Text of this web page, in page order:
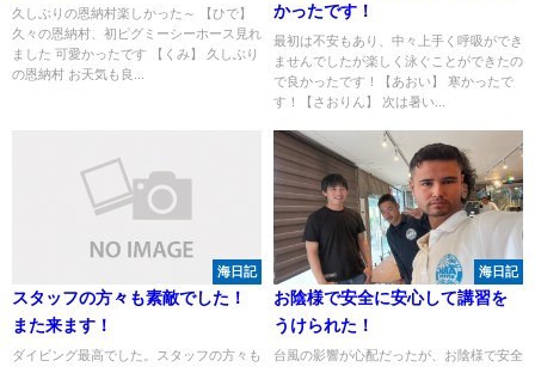
久しぶりの恩納村楽しかった～ 【ひで】
久々の恩納村、初ピグミーシーホース見れ
ました 可愛かったです 【くみ】 久しぶり
の恩納村 お天気も良...
かったです！
最初は不安もあり、中々上手く呼吸ができ
ませんでしたが楽しく泳ぐことができたの
で良かったです！【あおい】 寒かったで
す！【さおりん】 次は暑い...
海日記
スタッフの方々も素敵でした！
また来ます！
ダイビング最高でした。スタッフの方々も
海日記
お陰様で安全に安心して講習を
うけられた！
台風の影響が心配だったが、お陰様で安全